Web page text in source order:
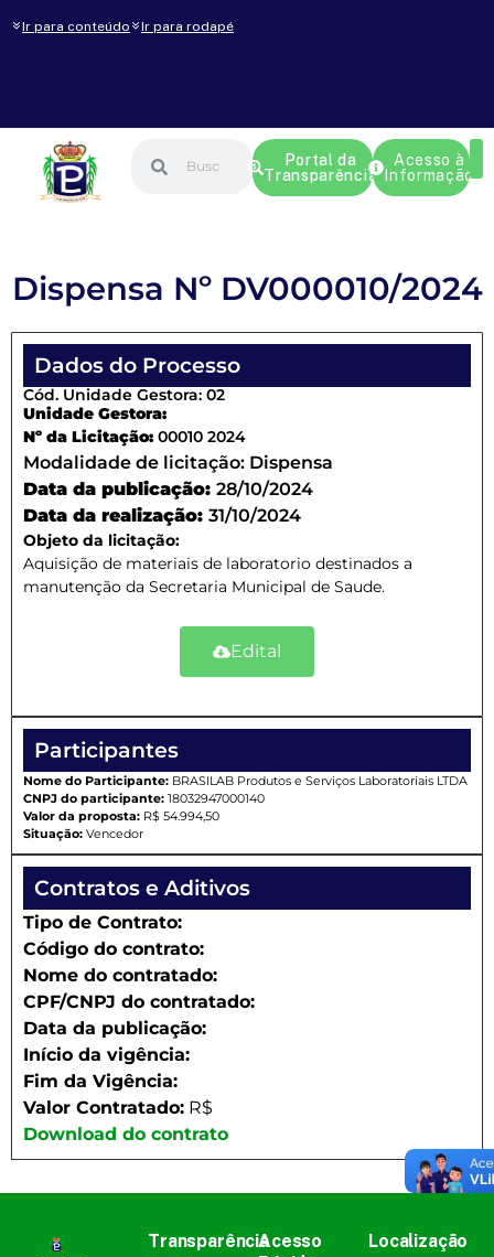
Ir para conteúdo Ir para rodapé
Portal da
Transparência
Acesso à
Informação
Dispensa Nº DV000010/2024
Dados do Processo
Cód. Unidade Gestora: 02
Unidade Gestora:
Nº da Licitação: 00010 2024
Modalidade de licitação: Dispensa
Data da publicação: 28/10/2024
Data da realização: 31/10/2024
Objeto da licitação:
Aquisição de materiais de laboratorio destinados a
manutenção da Secretaria Municipal de Saude.
Edital
Participantes
Nome do Participante: BRASILAB Produtos e Serviços Laboratoriais LTDA
CNPJ do participante: 18032947000140
Valor da proposta: R$ 54.994,50
Situação: Vencedor
Contratos e Aditivos
Tipo de Contrato:
Código do contrato:
Nome do contratado:
CPF/CNPJ do contratado:
Data da publicação:
Início da vigência:
Fim da Vigência:
Valor Contratado: R$
Download do contrato
TransparênciaAcesso
Localização